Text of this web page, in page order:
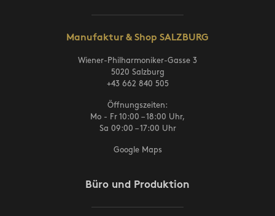
Manufaktur & Shop SALZBURG
Wiener-Philharmoniker-Gasse 3
5020 Salzburg
+43 662 840 505
Öffnungszeiten:
Mo - Fr 10:00 – 18:00 Uhr,
Sa 09:00 – 17:00 Uhr
Google Maps
Büro und Produktion